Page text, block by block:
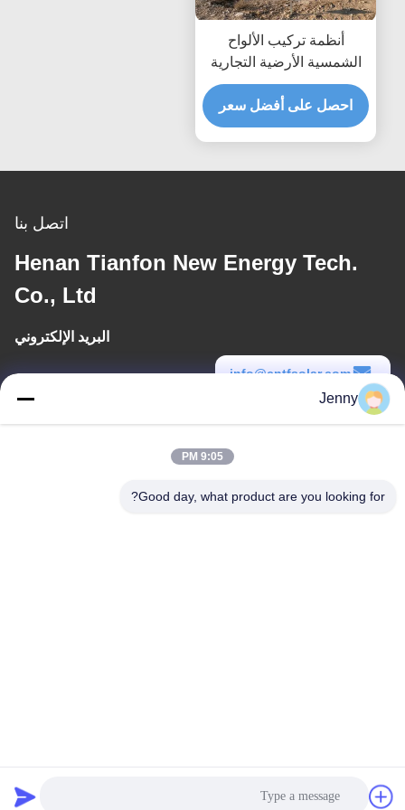
أنظمة تركيب الألواح
الشمسية الأرضية التجارية
حمل الرياح يصل إلى 80
مترًا في الثانية مصممة
لمقاومة الرياح القصوى
احصل على أفضل سعر
اتصل بنا
Henan Tianfon New Energy Tech.
Co., Ltd
البريد الإلكتروني
info@cntfsolar.com
سياسة الخصوصية
Jenny
9:05 PM
Good day, what product are you looking for?